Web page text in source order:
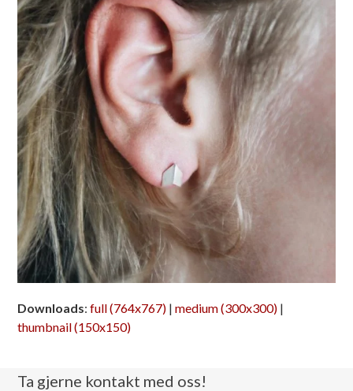
Downloads:full (764x767) |medium (300x300) |
thumbnail (150x150)
Ta gjerne kontakt med oss!